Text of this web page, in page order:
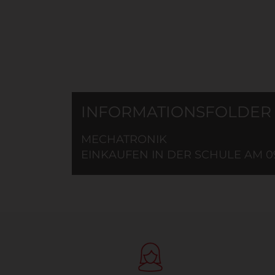
INFORMATIONSFOLDER
MECHATRONIK
EINKAUFEN IN DER SCHULE AM